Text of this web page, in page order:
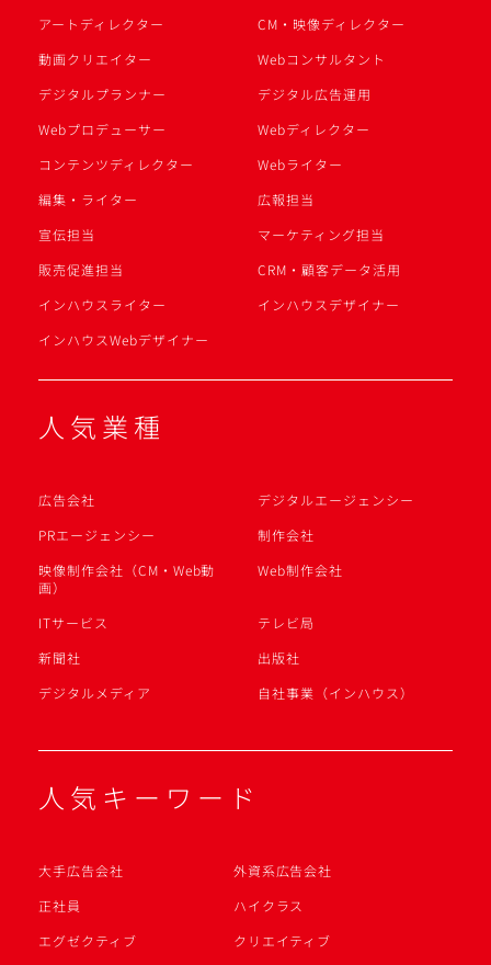
アートディレクター
CM・映像ディレクター
動画クリエイター
Webコンサルタント
デジタルプランナー
デジタル広告運用
Webプロデューサー
Webディレクター
コンテンツディレクター
Webライター
編集・ライター
広報担当
宣伝担当
マーケティング担当
販売促進担当
CRM・顧客データ活用
インハウスライター
インハウスデザイナー
インハウスWebデザイナー
人気業種
広告会社
デジタルエージェンシー
PRエージェンシー
制作会社
映像制作会社（CM・Web動
画）
Web制作会社
ITサービス
テレビ局
新聞社
出版社
デジタルメディア
自社事業（インハウス）
人気キーワード
大手広告会社
外資系広告会社
正社員
ハイクラス
エグゼクティブ
クリエイティブ